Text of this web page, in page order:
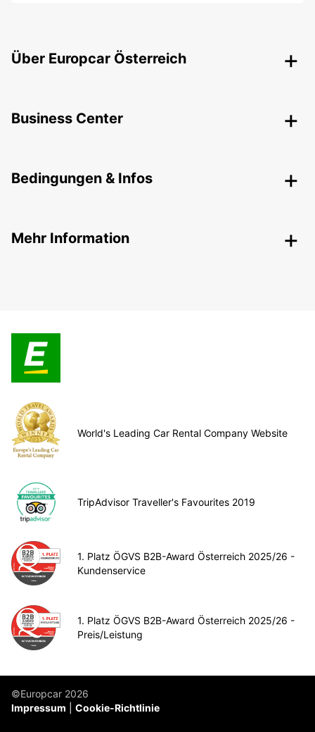
Über Europcar Österreich
Business Center
Bedingungen & Infos
Mehr Information
World's Leading Car Rental Company Website
TripAdvisor Traveller's Favourites 2019
1. Platz ÖGVS B2B-Award Österreich 2025/26 -
Kundenservice
1. Platz ÖGVS B2B-Award Österreich 2025/26 -
Preis/Leistung
©Europcar 2026
Impressum
Cookie-Richtlinie